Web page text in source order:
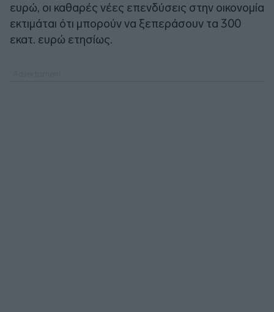
ευρώ, οι καθαρές νέες επενδύσεις στην οικονομία
εκτιμάται ότι μπορούν να ξεπεράσουν τα 300
εκατ. ευρώ ετησίως.